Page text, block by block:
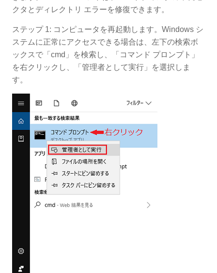
クタとディレクトリ エラーを修復できます。
ステップ 1: コンピュータを再起動します。Windows シ
ステムに正常にアクセスできる場合は、左下の検索ボ
ックスで「cmd」を検索し、「コマンド プロンプト」
を右クリックし、「管理者として実行」を選択しま
す。